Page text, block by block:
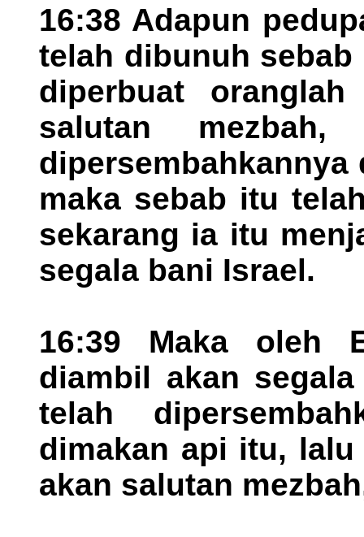
16:38 Adapun
telah dibunuh
diperbuat
salutan
dipersembahkannya
maka sebab itu
sekarang ia itu
segala bani Israel.
16:39 Maka oleh
diambil akan
telah
dimakan api itu,
akan salutan